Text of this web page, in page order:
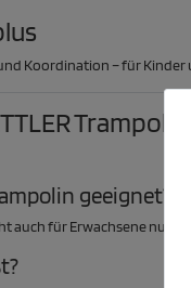
Koordination – für Kinder
Trampolin
geeignet?
auch für Erwachsene